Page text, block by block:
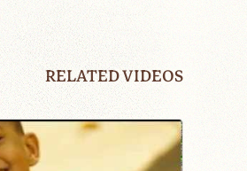
RELATED VIDEOS